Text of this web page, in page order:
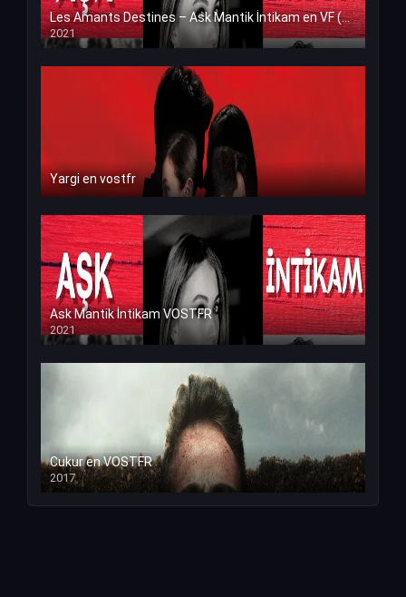
Les Amants Destines – Ask Mantik İntikam en VF (Voix Francaise)
2021
Yargi en vostfr
Ask Mantik İntikam VOSTFR
2021
Cukur en VOSTFR
2017